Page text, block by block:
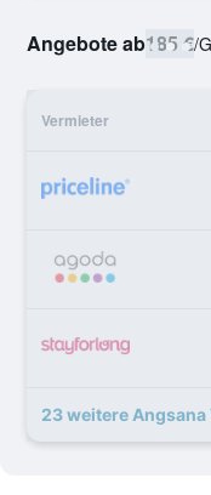
Angebote ab185 €/
Vermieter
23 weitere